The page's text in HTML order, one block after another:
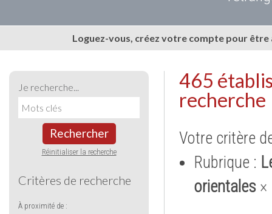
Loguez-vous, créez votre compte pour
Je recherche...
Rechercher
Réinitialiser la recherche
Critères de recherche
À proximité de :
465
recherche
Votre critère
Rubrique :
orientales ×